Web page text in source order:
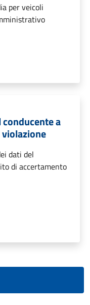
per veicoli
a
dati del
di accertamento